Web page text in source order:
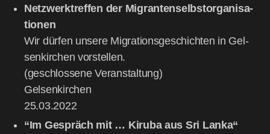
Netz­werktref­fen der Migran­ten­selbst­or­ga­ni­sa­
tio­nen
Wir dür­fen unse­re Migra­ti­ons­ge­schich­ten in Gel­
sen­kir­chen vor­stel­len.
(geschlos­se­ne Ver­an­stal­tung)
Gel­sen­kir­chen
25.03.2022
“Im Gespräch mit … Kiru­ba aus Sri Lan­ka“